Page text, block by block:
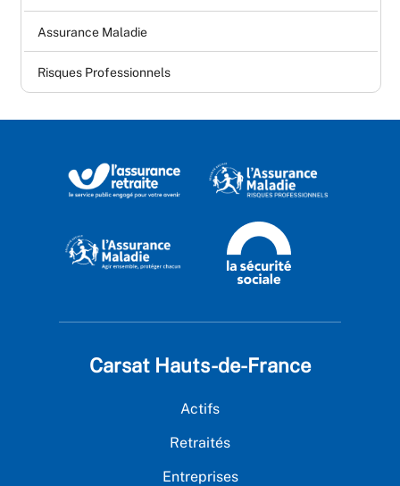
Assurance Maladie
Risques Professionnels
Carsat Hauts-de-France
Actifs
Retraités
Entreprises